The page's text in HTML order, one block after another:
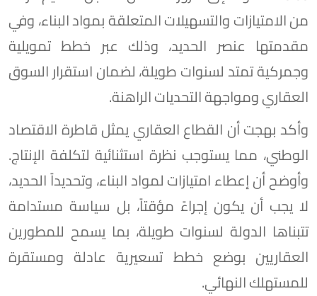
من الامتيازات والتسهيلات المتعلقة بمواد البناء، وفي
مقدمتها عنصر الحديد، وذلك عبر خطط تمويلية
وجمركية تمتد لسنوات طويلة، لضمان استقرار السوق
العقاري ومواجهة التحديات الراهنة.
وأكد بهجت أن القطاع العقاري يمثل قاطرة الاقتصاد
الوطني، مما يستوجب نظرة استثنائية لتكلفة الإنتاج.
وأوضح أن إعطاء امتيازات لمواد البناء، وتحديداً الحديد،
لا يجب أن يكون إجراءً مؤقتاً، بل سياسة مستدامة
تتبناها الدولة لسنوات طويلة، بما يسمح للمطورين
العقاريين بوضع خطط تسعيرية عادلة ومستقرة
للمستهلك النهائي.